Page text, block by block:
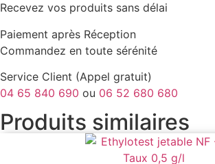
Recevez vos produits sans délai
Paiement après Réception
Commandez en toute sérénité
Service Client (Appel gratuit)
04 65 840 690 ou 06 52 680 680
Produits similaires